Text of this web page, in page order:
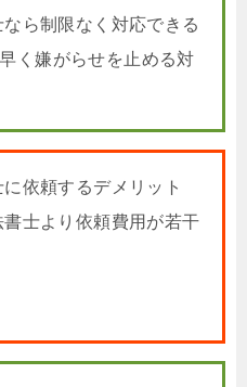
なら制限なく対応できる
く嫌がらせを止める対
依頼するデメリット
書士より依頼費用が若干